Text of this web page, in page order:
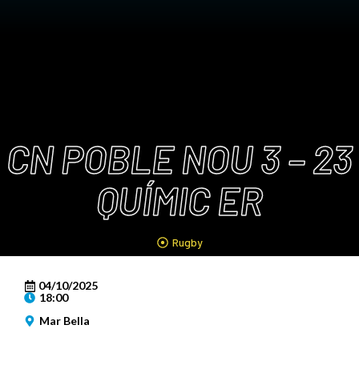
CN POBLE NOU 3 – 23
QUÍMIC ER
Rugby
04/10/2025
18:00
Mar Bella